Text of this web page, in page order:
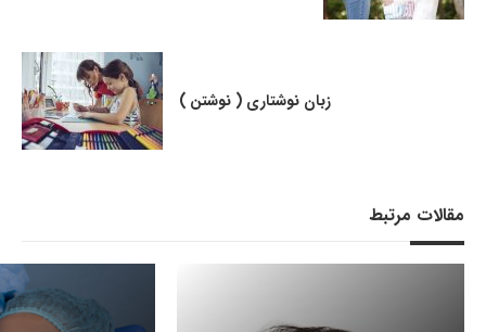
زبان نوشتاری ( نوشتن )
مقالات مرتبط